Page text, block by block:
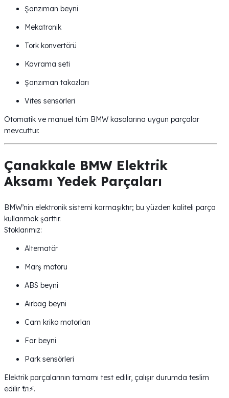
Şanzıman beyni
Mekatronik
Tork konvertörü
Kavrama seti
Şanzıman takozları
Vites sensörleri
Otomatik ve manuel tüm BMW kasalarına uygun parçalar
mevcuttur.
Çanakkale BMW Elektrik
Aksamı Yedek Parçaları
BMW’nin elektronik sistemi karmaşıktır; bu yüzden kaliteli parça
kullanmak şarttır.
Stoklarımız:
Alternatör
Marş motoru
ABS beyni
Airbag beyni
Cam kriko motorları
Far beyni
Park sensörleri
Elektrik parçalarının tamamı test edilir, çalışır durumda teslim
edilir 🔌⚡.